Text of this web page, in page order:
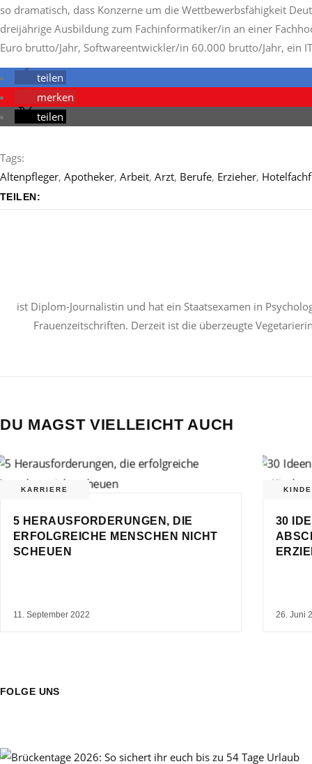
so dramatisch, dass Konzerne um die Wettbewerbsfähigkeit
dreijährige Ausbildung zum Fachinformatiker/in an einer
Euro brutto/Jahr, Softwareentwickler/in 60.000 brutto/Jahr, ein
teilen
merken
teilen
Tags:
Altenpfleger, Apotheker, Arbeit, Arzt, Berufe, Erzieher,
TEILEN:
ist Diplom-Journalistin und hat ein Staatsexamen in
Frauenzeitschriften. Derzeit ist die überzeugte
DU MAGST VIELLEICHT AUCH
KARRIERE
5 HERAUSFORDERUNGEN, DIE
ERFOLGREICHE MENSCHEN NICHT
SCHEUEN
11. September 2022
30
26. Juni
FOLGE UNS